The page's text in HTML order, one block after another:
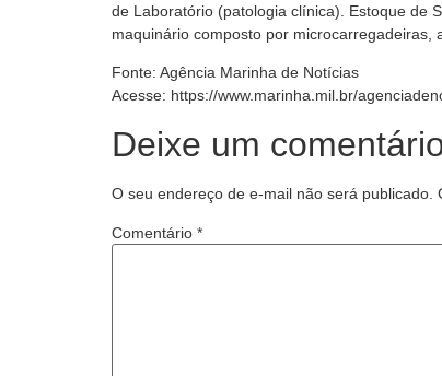
de Laboratório (patologia clínica).​​
Estoque de
maquinário composto por microcarregadeiras,
Fonte: Agência Marinha de Notícias
Acesse: https://www.marinha.mil.br/
Deixe um
O seu endereço de e-mail não será publicado.
Comentário *